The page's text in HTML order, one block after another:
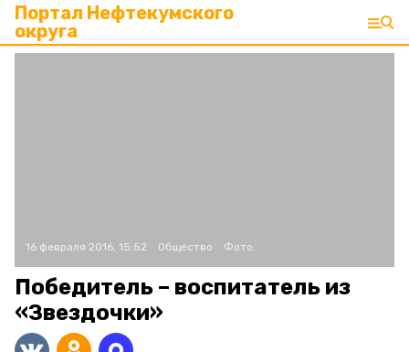
Портал Нефтекумского
округа
16 февраля 2016, 15:52 Общество Фото:
Победитель – воспитатель из
«Звездочки»